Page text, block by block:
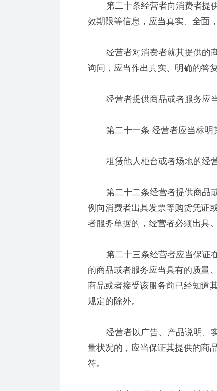
第二十条经营者向消费者提供
效期限等信息，应当真实、全面
经营者对消费者就其提供的商
询问，应当作出真实、明确的答
经营者提供商品或者服务应
第二十一条 经营者应当标明
租赁他人柜台或者场地的经营
第二十二条经营者提供商品或
例向消费者出具发票等购货凭证
者服务单据的，经营者必须出具
第二十三条经营者应当保证在
的商品或者服务应当具有的质量
商品或者接受该服务前已经知道
规定的除外。
经营者以广告、产品说明、实
量状况的，应当保证其提供的商
符。